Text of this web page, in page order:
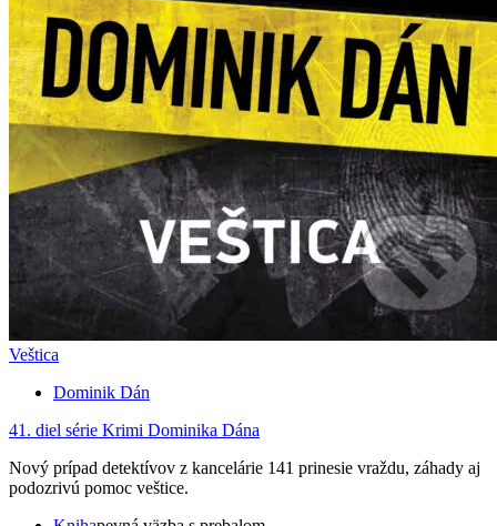
Veštica
Dominik Dán
41. diel série Krimi Dominika Dána
Nový prípad detektívov z kancelárie 141 prinesie vraždu, záhady aj
podozrivú pomoc veštice.